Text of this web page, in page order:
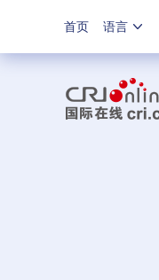
首页 语言